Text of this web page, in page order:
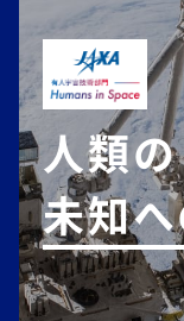
人類の
未知